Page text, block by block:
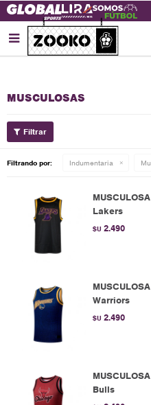

MUSCULOSAS
Filtrando por: Indumentaria
Lakers
$U 2.490
Warriors
$U 2.490
Bulls